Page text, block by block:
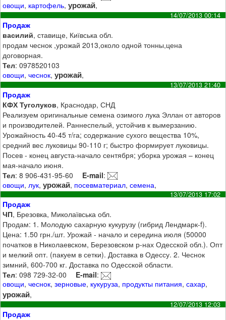
овощи, картофель,урожай,
14/07/2013 00:14
Продаж
василий, ставище, Київська обл.
продам чеснок ,урожай 2013,около одной тонны,цена
договорная.
Тел: 0978520103
овощи,чеснок,урожай,
13/07/2013 21:40
Продаж
КФХ Туголуков, Краснодар, СНД
Реализуем оригинальные семена озимого лука Эллан от авторов
и производителей. Раннеспелый, устойчив к вымерзанию.
Урожайность 40-45 т/га; содержание сухого вещества 10%,
средний вес луковицы 90-110 г; быстро формирует луковицы.
Посев - конец августа-начало сентября; уборка урожая – конец
мая-начало июня.
Тел: 8 906-431-95-60 E-mail:
овощи, лук,урожай, посевматериал,семена,
13/07/2013 17:02
Продаж
ЧП, Брезовка, Миколаївська обл.
Продам: 1. Молодую сахарную кукурузу (гибрид Лендмарк-f).
Цена: 1.50 грн./шт. Урожай - начало и середина июля (50000
початков в Николаевском, Березовском р-нах Одесской обл.). Опт
и мелкий опт. (пакуем в сетки). Доставка в Одессу. 2. Чеснок
зимний, 600-700 кг. Доставка по Одесской области.
Тел: 098 729-32-00 E-mail:
овощи,чеснок,зерновые, кукуруза, продукты питания,сахар,
урожай,
12/07/2013 12:03
Продаж